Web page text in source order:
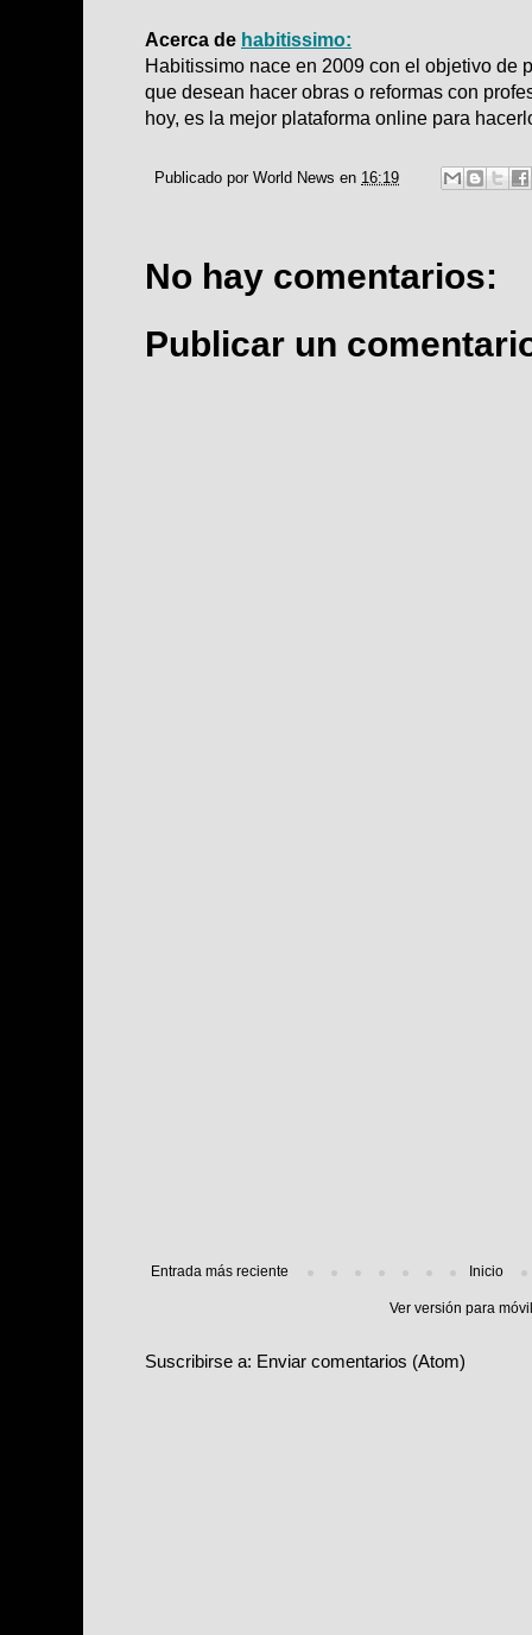
Acerca de habitissimo:
Habitissimo nace en 2009 con el objetivo de
que desean hacer obras o reformas con
hoy, es la mejor plataforma online para
Publicado por World News en 16:19
No hay comentarios:
Publicar un
Entrada más reciente Inicio
Ver versión para
Suscribirse a: Enviar comentarios (Atom)